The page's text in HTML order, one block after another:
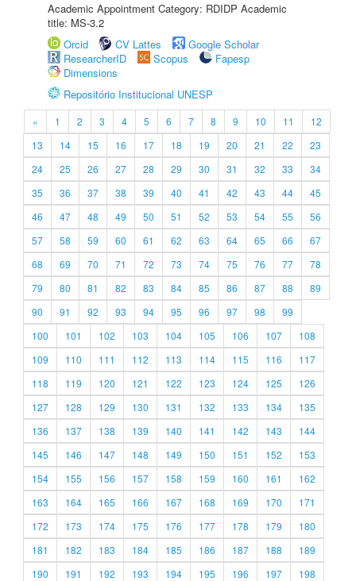
Academic Appointment Category: RDIDP Academic
title: MS-3.2
Orcid
CV Lattes
Google Scholar
ResearcherID
Scopus
Fapesp
Dimensions
Repositório Institucional UNESP
« 1 2 3 4 5 6 7 8 9 10 11
12
13
14 15 16 17 18 19 20 21 22
23
24
25 26 27 28 29 30 31 32 33
34
35
36 37 38 39 40 41 42 43 44
45
46
47 48 49 50 51 52 53 54 55
56
57
58 59 60 61 62 63 64 65 66
67
68
69 70 71 72 73 74 75 76 77
78
79
80 81 82 83 84 85 86 87 88
89
90
91 92 93 94 95 96 97 98
99
100
101 102 103 104 105 106 107
108
109
110 111 112 113 114 115 116
117
118
119 120 121 122 123 124 125
126
127
128 129 130 131 132 133 134
135
136
137 138 139 140 141 142 143
144
145
146 147 148 149 150 151 152
153
154
155 156 157 158 159 160 161
162
163
164 165 166 167 168 169 170
171
172
173 174 175 176 177 178 179
180
181
182 183 184 185 186 187 188
189
190
191 192 193 194 195 196 197
198